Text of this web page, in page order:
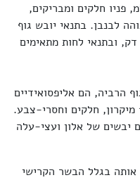
(15) ס"מ , גובהו 2-4 ס"מ, פניו חלקים ומבריקים,
לבנבן. בתנאי יובש גוף
ובתנאי לחות מתאימים
הרביה, הם אליפסואידיים
יבשים של אלון ועצי-עלה
בגלל הבשר הקרישי